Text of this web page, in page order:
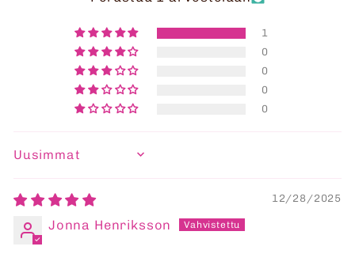
1
0
0
0
0
SORT BY
12/28/2025
Jonna Henriksson